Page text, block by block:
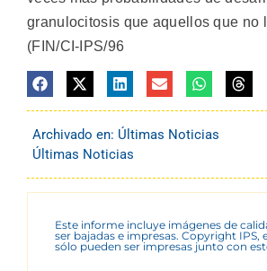
granulocitosis que aquellos que no
(FIN/CI-IPS/96
Archivado en: Últimas Noticias
Últimas Noticias
Este informe incluye imágenes de
ser bajadas e impresas. Copyright IPS,
sólo pueden ser impresas junto con